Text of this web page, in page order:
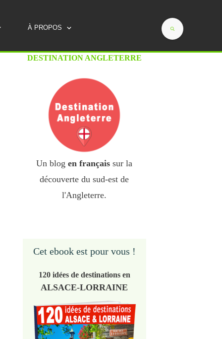
À PROPOS
DESTINATION ANGLETERRE
Un blogen français sur la
découverte du sud-est de
l'Angleterre.
Cet ebook est pour vous !
120 idées de destinations en
ALSACE-LORRAINE